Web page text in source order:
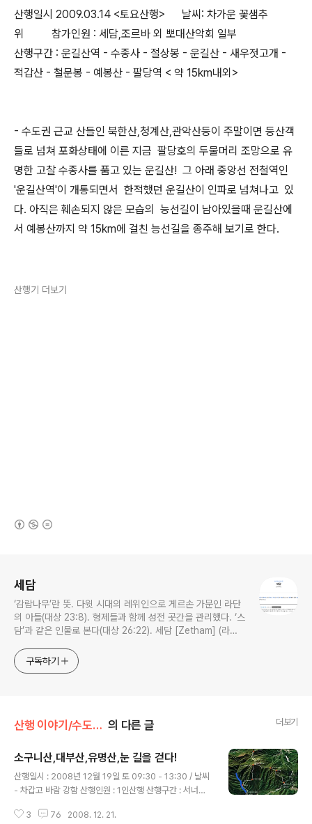
산행일시 2009.03.14 <토요산행> 날씨: 차가운 꽃샘추
위 참가인원 : 세담,조르바 외 뽀대산악회 일부
산행구간 : 운길산역 - 수종사 - 절상봉 - 운길산 - 새우젓고개 -
적갑산 - 철문봉 - 예봉산 - 팔당역 < 약 15km내외>
- 수도권 근교 산들인 북한산,청계산,관악산등이 주말이면 등산객
들로 넘쳐 포화상태에 이른 지금 팔당호의 두물머리 조망으로 유
명한 고찰 수종사를 품고 있는 운길산! 그 아래 중앙선 전철역인
'운길산역'이 개통되면서 한적했던 운길산이 인파로 넘쳐나고 있
다. 아직은 훼손되지 않은 모습의 능선길이 남아있을때 운길산에
서 예봉산까지 약 15km에 걸친 능선길을 종주해 보기로 한다.
산행기 더보기
세담
‘감람나무’란 뜻. 다윗 시대의 레위인으로 게르손 가문인 라단
의 아들(대상 23:8). 형제들과 함께 성전 곳간을 관리했다. ‘스
담’과 같은 인물로 본다(대상 26:22). 세담 [Zetham] (라이
구독하기
산행 이야기/수도권북부산행기 의 다른 글 더보기
소구니산,대부산,유명산,눈 길을 걷다!
산행일시 : 2008년 12월 19일 토 09:30 - 13:30 / 날씨
- 차갑고 바람 강함 산행인원 : 1인산행 산행구간 : 서너치
명산휴양림 연말이라 바쁜 가운데 치과까지 다니느라 12
3 76 2008. 12. 21.